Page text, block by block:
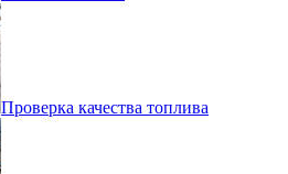
Проверка качества топлива